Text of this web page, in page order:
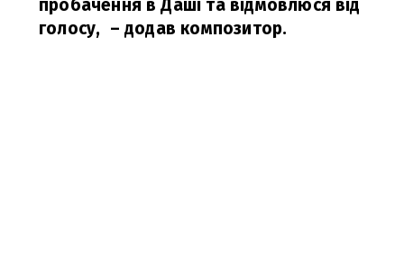
пробачення в Даші та відмовлюся від
голосу, – додав композитор.